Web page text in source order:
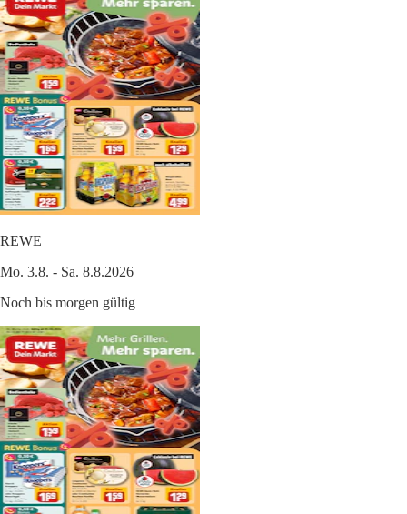
REWE
Mo. 3.8. - Sa. 8.8.2026
Noch bis morgen gültig